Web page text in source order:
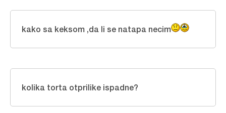
kako sa keksom ,da li se natapa necim
kolika torta otprilike ispadne?